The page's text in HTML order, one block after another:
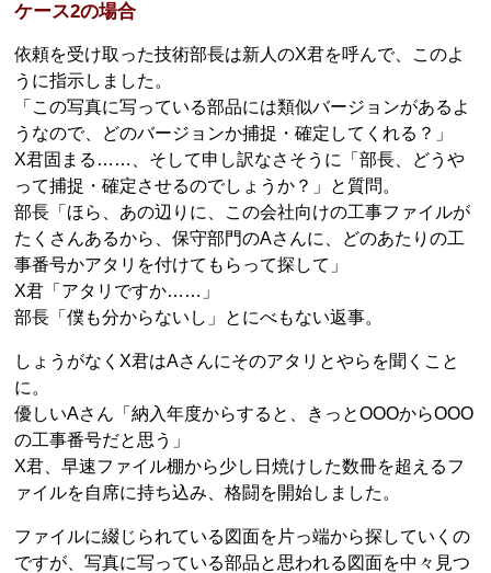
ケース2の場合
依頼を受け取った技術部長は新人のX君を呼んで、このよ
うに指示しました。
「この写真に写っている部品には類似バージョンがあるよ
うなので、どのバージョンか捕捉・確定してくれる？」
X君固まる……、そして申し訳なさそうに「部長、どうや
って捕捉・確定させるのでしょうか？」と質問。
部長「ほら、あの辺りに、この会社向けの工事ファイルが
たくさんあるから、保守部門のAさんに、どのあたりの工
事番号かアタリを付けてもらって探して」
X君「アタリですか……」
部長「僕も分からないし」とにべもない返事。
しょうがなくX君はAさんにそのアタリとやらを聞くこと
に。
優しいAさん「納入年度からすると、きっとOOOからOOO
の工事番号だと思う」
X君、早速ファイル棚から少し日焼けした数冊を超えるフ
ァイルを自席に持ち込み、格闘を開始しました。
ファイルに綴じられている図面を片っ端から探していくの
ですが、写真に写っている部品と思われる図面を中々見つ